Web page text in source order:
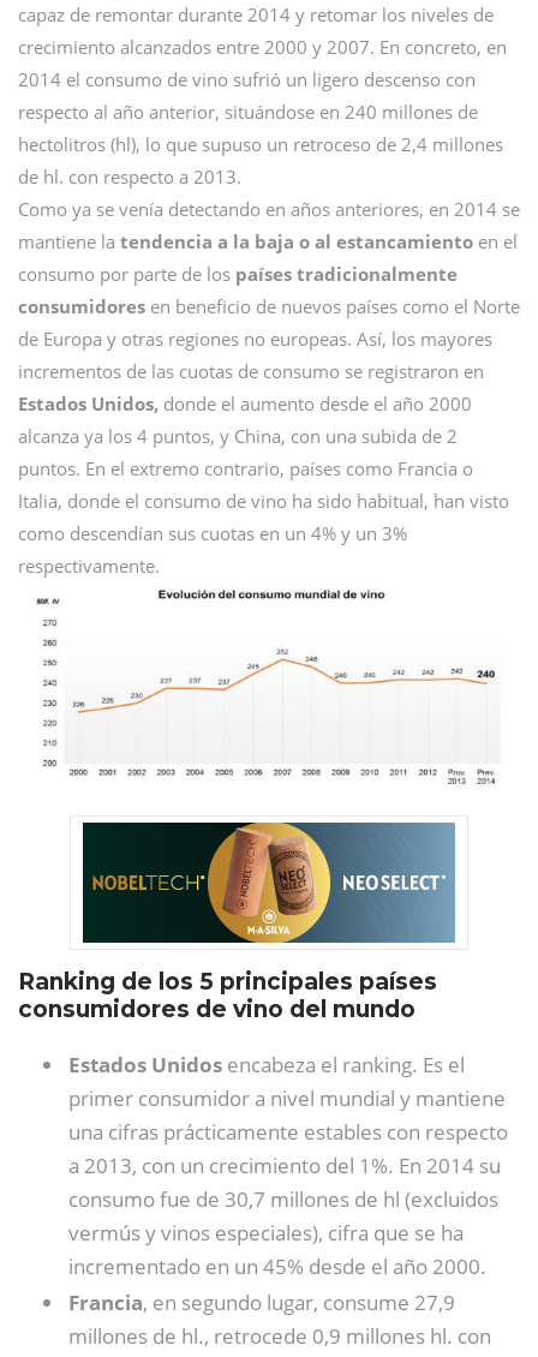
capaz de remontar durante 2014 y retomar los niveles de
crecimiento alcanzados entre 2000 y 2007. En concreto, en
2014 el consumo de vino sufrió un ligero descenso con
respecto al año anterior, situándose en 240 millones de
hectolitros (hl), lo que supuso un retroceso de 2,4 millones
de hl. con respecto a 2013.
Como ya se venía detectando en años anteriores, en 2014 se
mantiene la tendencia a la baja o al estancamiento en el
consumo por parte de los países tradicionalmente
consumidores en beneficio de nuevos países como el Norte
de Europa y otras regiones no europeas. Así, los mayores
incrementos de las cuotas de consumo se registraron en
Estados Unidos, donde el aumento desde el año 2000
alcanza ya los 4 puntos, y China, con una subida de 2
puntos. En el extremo contrario, países como Francia o
Italia, donde el consumo de vino ha sido habitual, han visto
como descendían sus cuotas en un 4% y un 3%
respectivamente.
Ranking de los 5 principales países
consumidores de vino del mundo
Estados Unidos encabeza el ranking. Es el
primer consumidor a nivel mundial y mantiene
una cifras prácticamente estables con respecto
a 2013, con un crecimiento del 1%. En 2014 su
consumo fue de 30,7 millones de hl (excluidos
vermús y vinos especiales), cifra que se ha
incrementado en un 45% desde el año 2000.
Francia, en segundo lugar, consume 27,9
millones de hl., retrocede 0,9 millones hl. con